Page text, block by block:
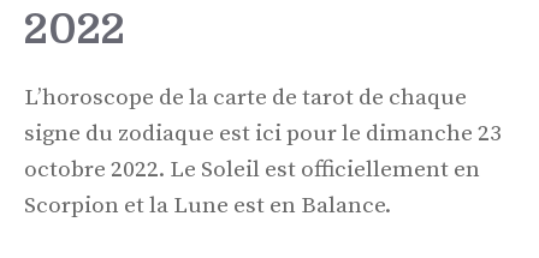
2022
L’horoscope de la carte de tarot de chaque
signe du zodiaque est ici pour le dimanche 23
octobre 2022. Le Soleil est officiellement en
Scorpion et la Lune est en Balance.